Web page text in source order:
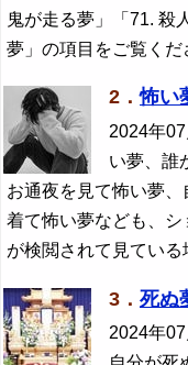
鬼が走る夢」「71. 殺
夢」の項目をご覧くだ
2．怖い
2024年07
い夢、誰
お通夜を見て怖い夢
着て怖い夢なども、
が検閲されて見ている
3． 死ぬ
2024年07